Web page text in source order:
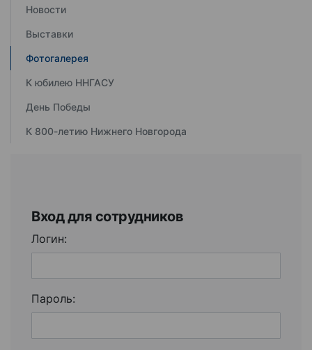
Новости
Выставки
Фотогалерея
К юбилею ННГАСУ
День Победы
К 800-летию Нижнего Новгорода
Вход для сотрудников
Логин:
Пароль: